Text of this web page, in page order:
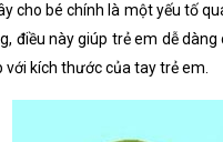
cho bé chính là một yếu tố
điều này giúp trẻ em dễ
kích thước của tay trẻ em.